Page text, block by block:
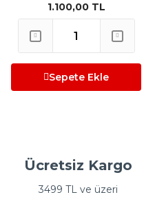
1.100,00 TL
Sepete Ekle
Ücretsiz Kargo
3499 TL ve üzeri